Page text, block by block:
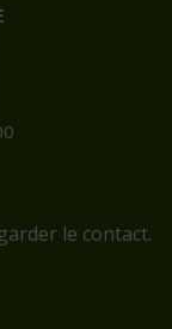
le contact.